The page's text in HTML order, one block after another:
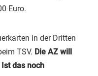
Euro.
in der Dritten
TSV. Die AZ will
das noch